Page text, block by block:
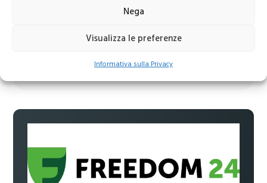
Nega
Visualizza le preferenze
Informativa sulla Privacy
Unisciti al nostro canale Telegram!
tuoi investimenti